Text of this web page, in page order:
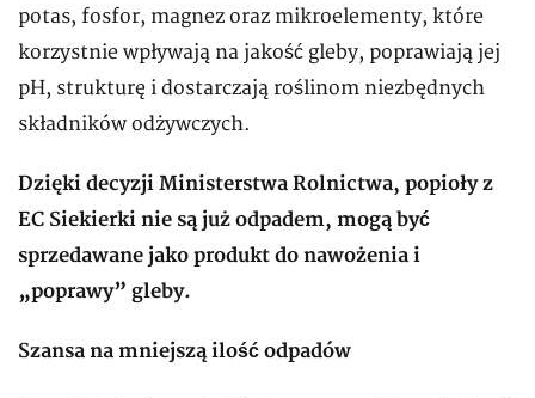
potas, fosfor, magnez oraz mikroelementy, które
korzystnie wpływają na jakość gleby, poprawiają jej
pH, strukturę i dostarczają roślinom niezbędnych
składników odżywczych.
Dzięki decyzji Ministerstwa Rolnictwa, popioły z
EC Siekierki nie są już odpadem, mogą być
sprzedawane jako produkt do nawożenia i
„poprawy” gleby.
Szansa na mniejszą ilość odpadów